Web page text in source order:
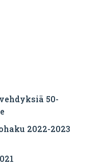
50-
2022-2023